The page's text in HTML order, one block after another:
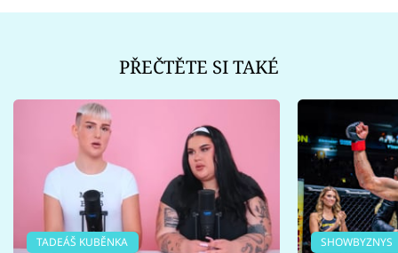
PŘEČTĚTE SI TAKÉ
TADEÁŠ KUBĚNKA SHOWBYZNYS